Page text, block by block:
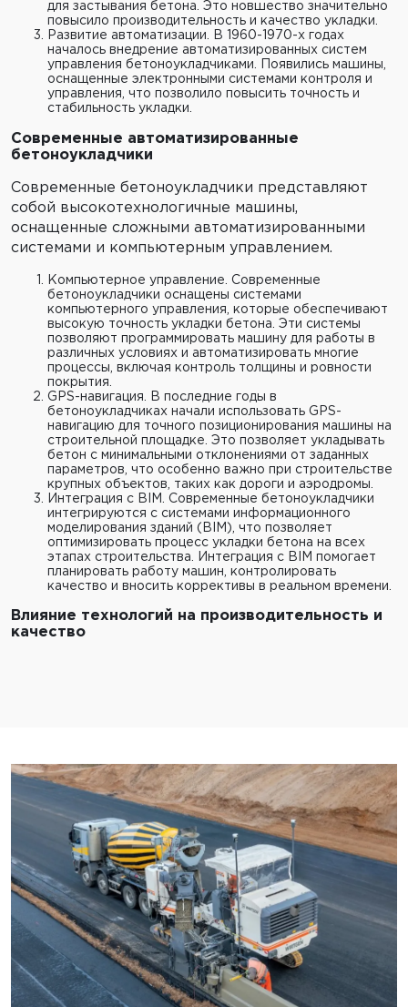
для застывания бетона. Это новшество значительно
повысило производительность и качество укладки.
Развитие автоматизации. В 1960-1970-х годах
началось внедрение автоматизированных систем
управления бетоноукладчиками. Появились машины,
оснащенные электронными системами контроля и
управления, что позволило повысить точность и
стабильность укладки.
Современные автоматизированные
бетоноукладчики
Современные бетоноукладчики представляют
собой высокотехнологичные машины,
оснащенные сложными автоматизированными
системами и компьютерным управлением.
Компьютерное управление. Современные
бетоноукладчики оснащены системами
компьютерного управления, которые обеспечивают
высокую точность укладки бетона. Эти системы
позволяют программировать машину для работы в
различных условиях и автоматизировать многие
процессы, включая контроль толщины и ровности
покрытия.
GPS-навигация. В последние годы в
бетоноукладчиках начали использовать GPS-
навигацию для точного позиционирования машины на
строительной площадке. Это позволяет укладывать
бетон с минимальными отклонениями от заданных
параметров, что особенно важно при строительстве
крупных объектов, таких как дороги и аэродромы.
Интеграция с BIM. Современные бетоноукладчики
интегрируются с системами информационного
моделирования зданий (BIM), что позволяет
оптимизировать процесс укладки бетона на всех
этапах строительства. Интеграция с BIM помогает
планировать работу машин, контролировать
качество и вносить коррективы в реальном времени.
Влияние технологий на производительность и
качество